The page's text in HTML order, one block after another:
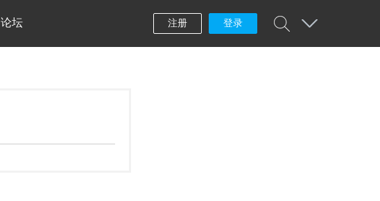
论坛 注册 登录